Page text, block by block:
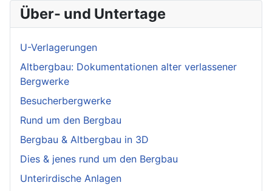
Über- und Untertage
U-Verlagerungen
Altbergbau: Dokumentationen alter verlassener
Bergwerke
Besucherbergwerke
Rund um den Bergbau
Bergbau & Altbergbau in 3D
Dies & jenes rund um den Bergbau
Unterirdische Anlagen